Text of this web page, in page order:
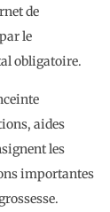
de
le
obligatoire.
aides
les
importantes